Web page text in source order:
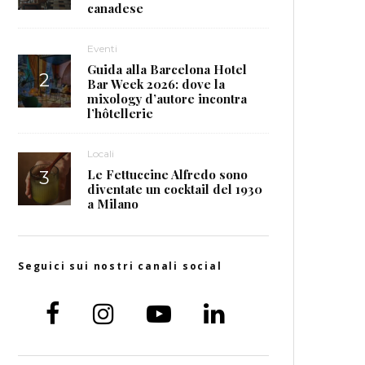
canadese
Eventi
Guida alla Barcelona Hotel
Bar Week 2026: dove la
mixology d’autore incontra
l’hôtellerie
Locali
Le Fettuccine Alfredo sono
diventate un cocktail del 1930
a Milano
Seguici sui nostri canali social